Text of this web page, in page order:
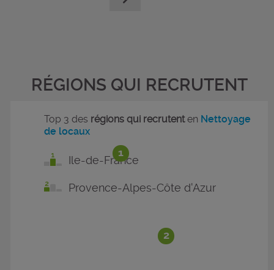
RÉGIONS QUI RECRUTENT
1
2
Top 3 des régions qui recrutenten Nettoyage
de locaux
Ile-de-France
Provence-Alpes-Côte d'Azur